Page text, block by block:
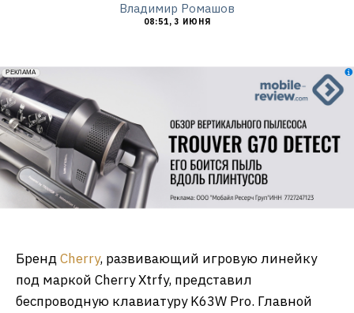
Владимир Ромашов
08:51, 3 ИЮНЯ
erid: 2VfnxxmNzs5
РЕКЛАМА
БрендCherry, развивающий игровую линейку
под маркой Cherry Xtrfy, представил
беспроводную клавиатуру K63W Pro. Главной